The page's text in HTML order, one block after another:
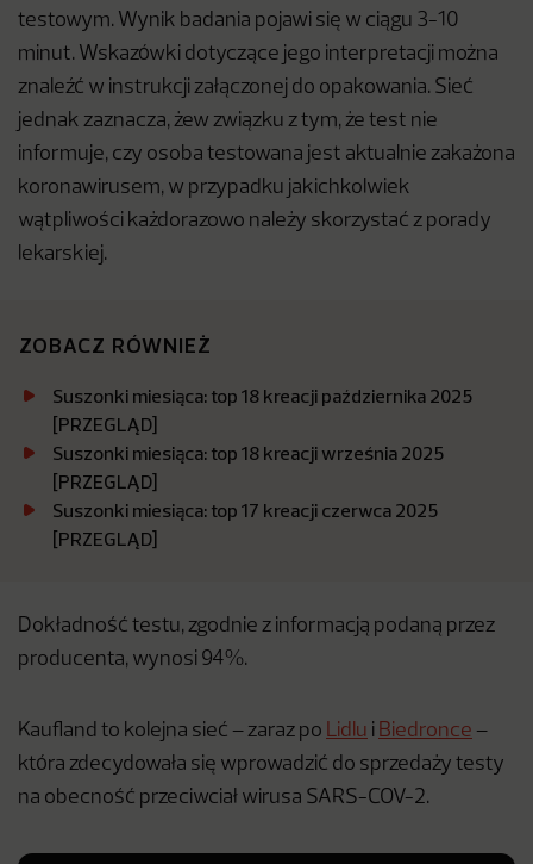
testowym. Wynik badania pojawi się w ciągu 3-10
minut. Wskazówki dotyczące jego interpretacji można
znaleźć w instrukcji załączonej do opakowania. Sieć
jednak zaznacza, żew związku z tym, że test nie
informuje, czy osoba testowana jest aktualnie zakażona
koronawirusem, w przypadku jakichkolwiek
wątpliwości każdorazowo należy skorzystać z porady
lekarskiej.
ZOBACZ RÓWNIEŻ
Suszonki miesiąca: top 18 kreacji października 2025
[PRZEGLĄD]
Suszonki miesiąca: top 18 kreacji września 2025
[PRZEGLĄD]
Suszonki miesiąca: top 17 kreacji czerwca 2025
[PRZEGLĄD]
Dokładność testu, zgodnie z informacją podaną przez
producenta, wynosi 94%.
Kaufland to kolejna sieć – zaraz po Lidlu i Biedronce –
która zdecydowała się wprowadzić do sprzedaży testy
na obecność przeciwciał wirusa SARS-COV-2.